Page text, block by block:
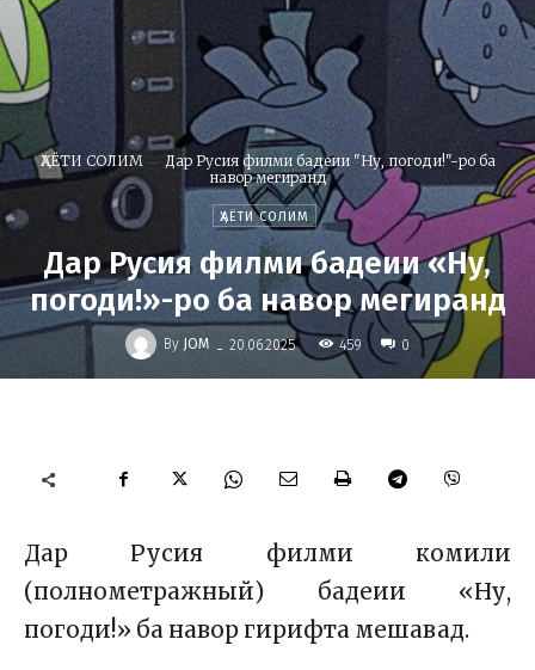
ҲАЁТИ СОЛИМ
Дар Русия филми бадеии "Ну, погоди!"-ро ба
навор мегиранд
ҲАЁТИ СОЛИМ
Дар Русия филми бадеии «Ну,
погоди!»-ро ба навор мегиранд
By JOM - 20.06.2025 459 0
Дар Русия филми комили
(полнометражный) бадеии «Ну,
погоди!» ба навор гирифта мешавад.